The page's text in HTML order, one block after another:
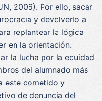
2006). Por ello, sacar
y devolverlo al
replantear la lógica
en la orientación.
la lucha por la equidad
del alumnado más
este cometido y
de denuncia del